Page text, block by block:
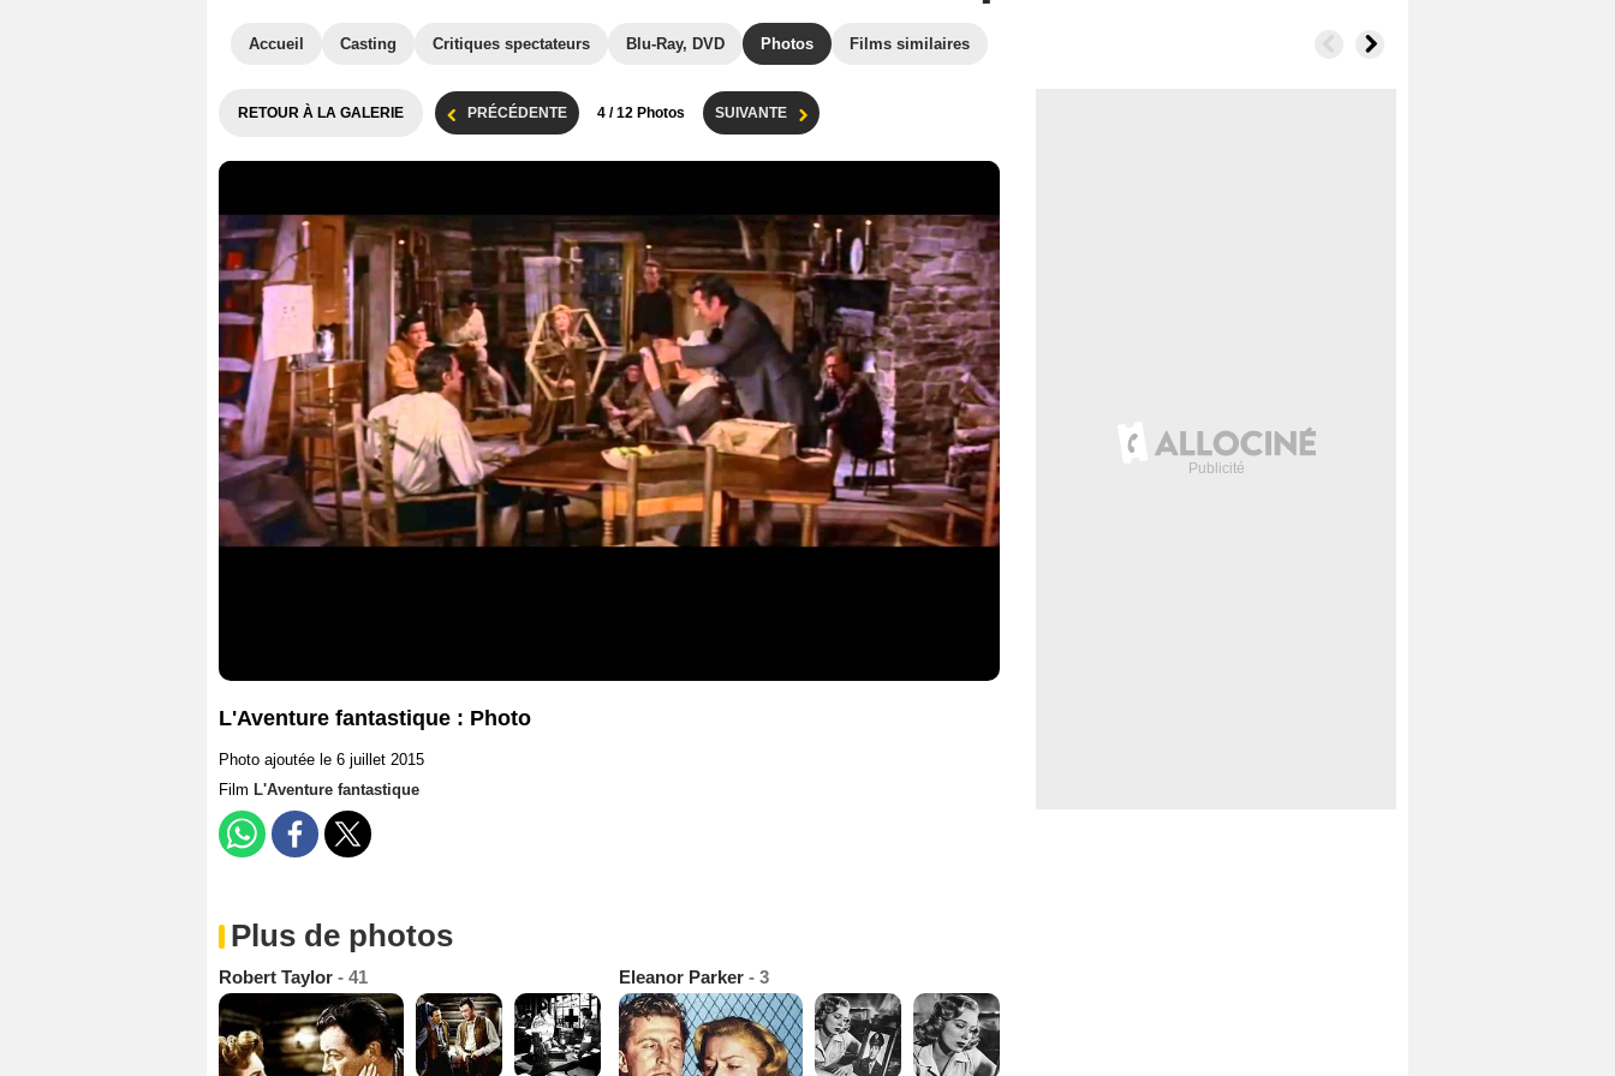
Accueil Casting Critiques spectateurs Blu-Ray, DVD Photos Films similaires
RETOUR À LA GALERIE PRÉCÉDENTE 4 / 12 Photos SUIVANTE
L'Aventure fantastique : Photo
Photo ajoutée le 6 juillet 2015
Film L'Aventure fantastique
Plus de photos
Robert Taylor - 41 Eleanor Parker - 3